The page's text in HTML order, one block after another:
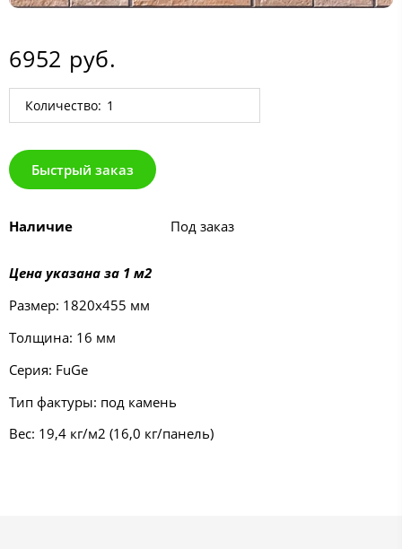
6952 руб.
Количество:
Быстрый заказ
Наличие Под заказ
Цена указана за 1 м2
Размер: 1820х455 мм
Толщина: 16 мм
Серия: FuGe
Тип фактуры: под камень
Вес: 19,4 кг/м2 (16,0 кг/панель)